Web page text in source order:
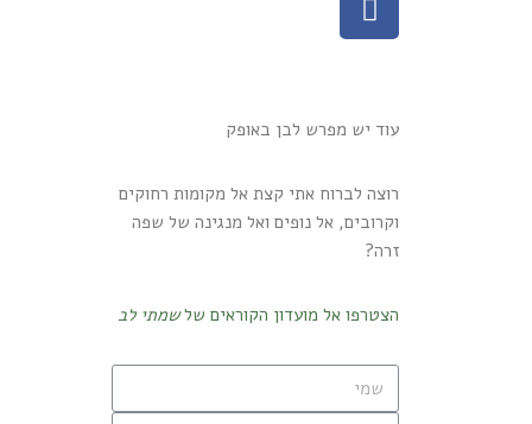
עוד יש מפרש לבן באופק
רוצה לברוח אתי קצת אל מקומות רחוקים
וקרובים, אל נופים ואל מנגינה של שפה
זרה?
הצטרפו אל מועדון הקוראים שלשמתי לב